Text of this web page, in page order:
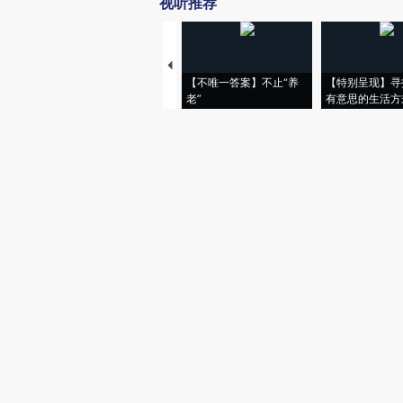
【不唯一答案】不止“养
老”
【特别呈现】
有意思的生活方